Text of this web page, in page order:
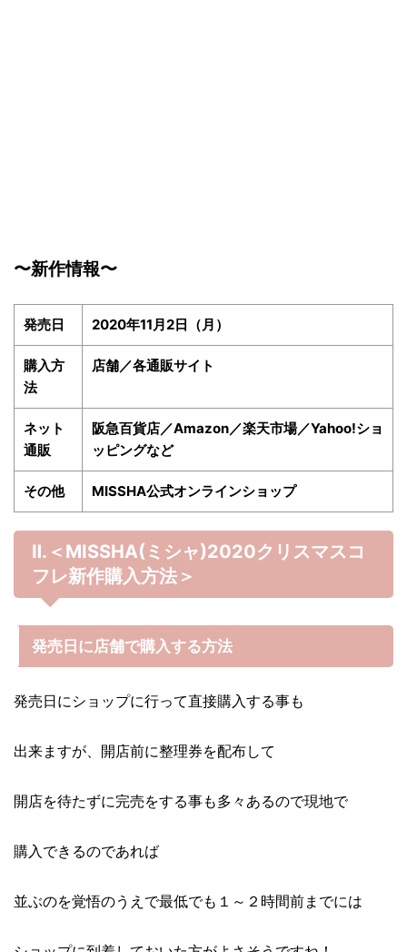
〜新作情報〜
発売日 2020年11月2日（月）
購入方
法
店舗／各通販サイト
ネット
通販
阪急百貨店／Amazon／楽天市場／Yahoo!ショ
ッピングなど
その他 MISSHA公式オンラインショップ
Ⅱ.＜MISSHA(ミシャ)2020クリスマスコ
フレ新作購入方法＞
発売日に店舗で購入する方法
発売日にショップに行って直接購入する事も
出来ますが、開店前に整理券を配布して
開店を待たずに完売をする事も多々あるので現地で
購入できるのであれば
並ぶのを覚悟のうえで最低でも１～２時間前までには